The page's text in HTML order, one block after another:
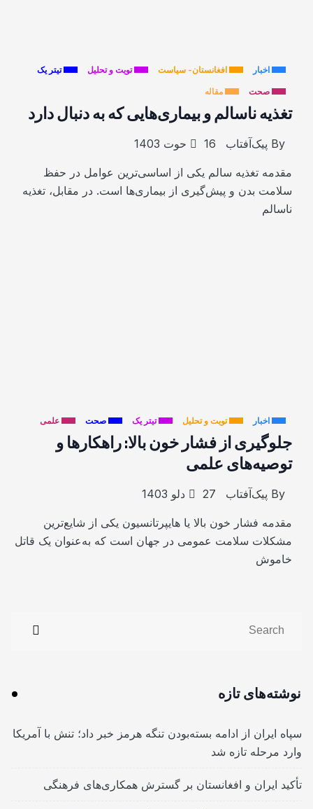
اخبار افغانستان- سیاست تویت و تحلیل تیتر یک
صحت مقاله
تغذیه ناسالم و بیماری‌هایی که به دنبال دارد
By پیک‌آفتاب 16 حوت 1403
مقدمه تغذیه سالم یکی از اساسی‌ترین عوامل در حفظ
سلامت بدن و پیش‌گیری از بیماری‌ها است. در مقابل، تغذیه
ناسالم
اخبار تویت و تحلیل تیتر یک صحت علمی
جلوگیری از فشار خون بالا: راهکارها و
توصیه‌های علمی
By پیک‌آفتاب 27 دلو 1403
مقدمه فشار خون بالا یا هایپرتانسیون یکی از شایع‌ترین
مشکلات سلامت عمومی در جهان است که به‌عنوان یک قاتل
خاموش
نوشته‌های تازه
سپاه ایران از ادامه بسته‌بودن تنگه هرمز خبر داد؛ تنش با آمریکا
وارد مرحله تازه شد
تأکید ایران و افغانستان بر گسترش همکاری‌های فرهنگی